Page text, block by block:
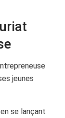
jeunes
se lançant